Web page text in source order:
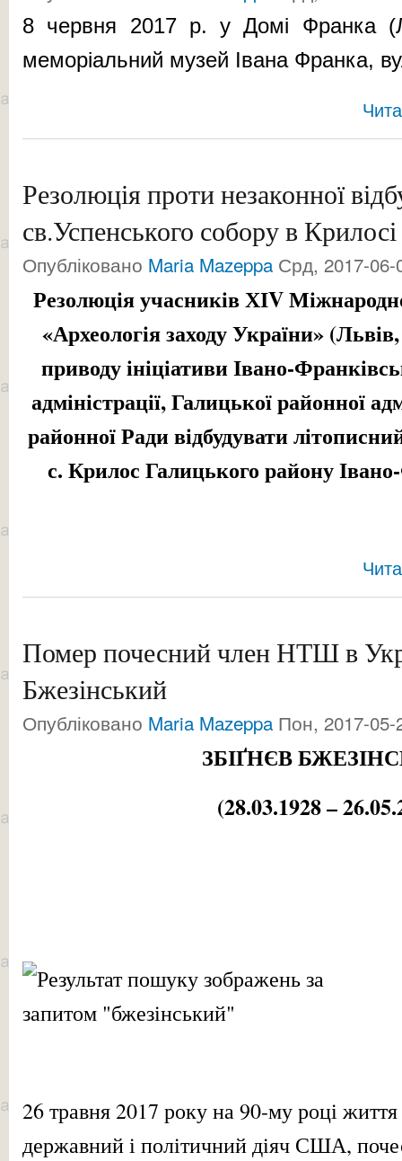
8 червня 2017 р. у Домі Франка
меморіальний музей Івана Франка,
Резолюція проти незаконної
св.Успенського собору в
Опубліковано Maria Mazeppa Срд, 2017-06-
Резолюція учасників ХІV
«Археологія заходу України»
приводу ініціативи Івано-
адміністрації, Галицької районної
районної Ради відбудувати
с. Крилос Галицького району
Помер почесний член НТШ в
Бжезінський
Опубліковано Maria Mazeppa Пон, 2017-05-
ЗБІҐНЄВ
(28.03.1928 –
26 травня 2017 року на 90-му році
державний і політичний діяч США,